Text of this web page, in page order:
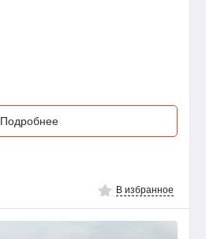
Подробнее
В избранное